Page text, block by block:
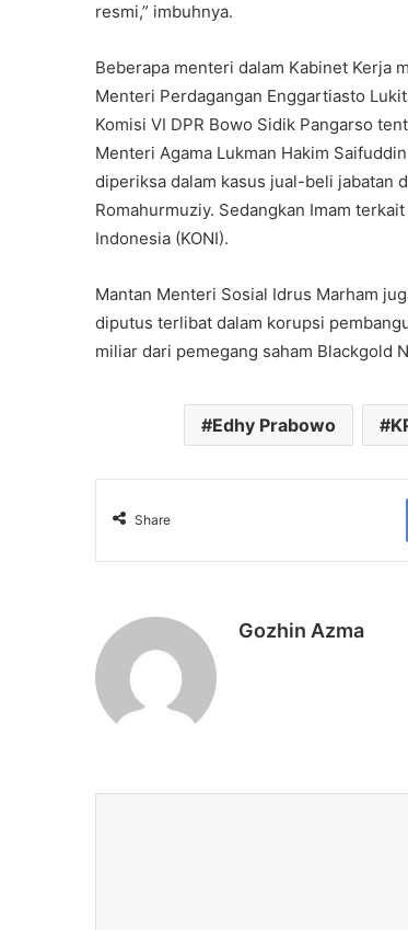
resmi,” imbuhnya.
Beberapa menteri dalam Kabinet Kerja
Menteri Perdagangan Enggartiasto
Komisi VI DPR Bowo Sidik Pangarso
Menteri Agama Lukman Hakim
diperiksa dalam kasus jual-beli jabatan
Romahurmuziy. Sedangkan Imam
Indonesia (KONI).
Mantan Menteri Sosial Idrus Marham
diputus terlibat dalam korupsi
miliar dari pemegang saham Blackgold
Edhy Prabowo
Share
Gozhin Azma